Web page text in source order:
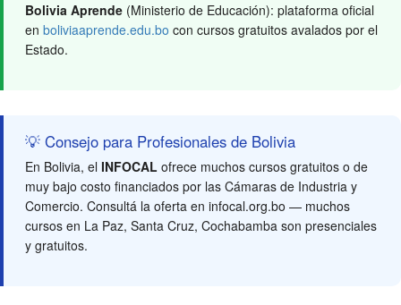
Bolivia Aprende (Ministerio de Educación): plataforma oficial
en boliviaaprende.edu.bo con cursos gratuitos avalados por el
Estado.
💡 Consejo para Profesionales de Bolivia
En Bolivia, el INFOCAL ofrece muchos cursos gratuitos o de
muy bajo costo financiados por las Cámaras de Industria y
Comercio. Consultá la oferta en infocal.org.bo — muchos
cursos en La Paz, Santa Cruz, Cochabamba son presenciales
y gratuitos.